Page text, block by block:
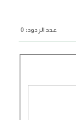
عدد الردود: 0